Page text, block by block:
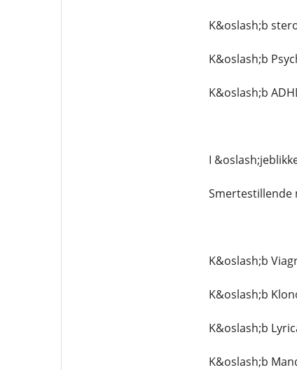
K&oslash;b
K&oslash;b
K&oslash;b
I
Smertestillende
K&oslash;b
K&oslash;b
K&oslash;b
K&oslash;b